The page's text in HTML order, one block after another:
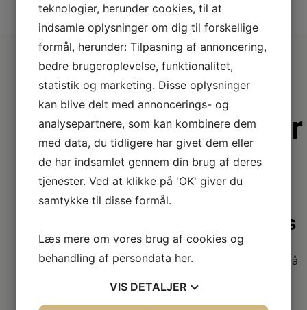
Derfor er
vi lidt
bedre
2+2 års
garanti
Vi har udvidet garanti på
– så du er sikret i 4 år.
teknologier, herunder cookies, til at
indsamle oplysninger om dig til forskellige
formål, herunder: Tilpasning af annoncering,
bedre brugeroplevelse, funktionalitet,
statistik og marketing. Disse oplysninger
kan blive delt med annoncerings- og
analysepartnere, som kan kombinere dem
med data, du tidligere har givet dem eller
de har indsamlet gennem din brug af deres
tjenester. Ved at klikke på 'OK' giver du
samtykke til disse formål.
Læs mere om vores brug af cookies og
behandling af persondata her.
VIS DETALJER